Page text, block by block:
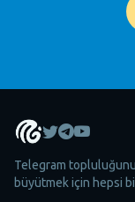
Telegram
büyütmek için hepsi